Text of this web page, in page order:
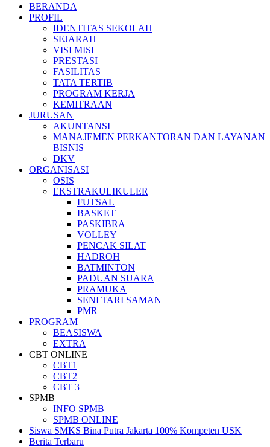
BERANDA
PROFIL
IDENTITAS SEKOLAH
SEJARAH
VISI MISI
PRESTASI
FASILITAS
TATA TERTIB
PROGRAM KERJA
KEMITRAAN
JURUSAN
AKUNTANSI
MANAJEMEN PERKANTORAN DAN LAYANAN
BISNIS
DKV
ORGANISASI
OSIS
EKSTRAKULIKULER
FUTSAL
BASKET
PASKIBRA
VOLLEY
PENCAK SILAT
HADROH
BATMINTON
PADUAN SUARA
PRAMUKA
SENI TARI SAMAN
PMR
PROGRAM
BEASISWA
EXTRA
CBT ONLINE
CBT1
CBT2
CBT 3
SPMB
INFO SPMB
SPMB ONLINE
Siswa SMKS Bina Putra Jakarta 100% Kompeten USK
Berita Terbaru